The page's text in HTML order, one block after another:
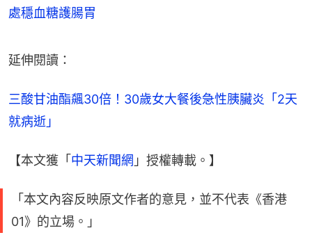
處穩血糖護腸胃
延伸閱讀：
三酸甘油酯飆30倍！30歲女大餐後急性胰臟炎「2天
就病逝」
【本文獲「 中天新聞網 」授權轉載。】
「本文內容反映原文作者的意見，並不代表《香港
01》的立場。」